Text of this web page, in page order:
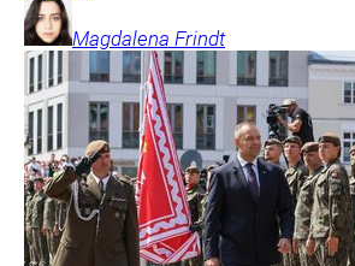
Magdalena Frindt